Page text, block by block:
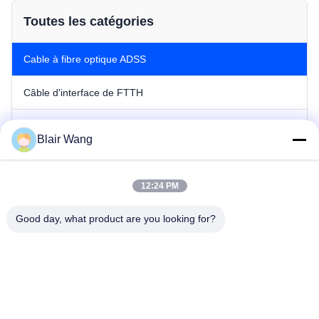
Toutes les catégories
Cable à fibre optique ADSS
Câble d'interface de FTTH
Câble optique de fibre d'OPGW
Cable à fibre optique extérieur
Cable à fibre optique intérieur
le cordon de pansement
Blair Wang
12:24 PM
Good day, what product are you looking for?